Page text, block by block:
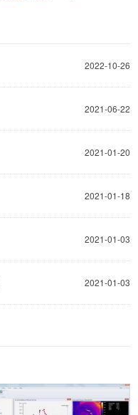
2022-10-26
2021-06-22
2021-01-20
2021-01-18
2021-01-03
2021-01-03